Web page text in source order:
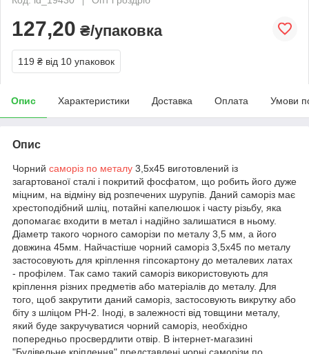
127,20 ₴/упаковка
119 ₴ від 10 упаковок
Опис Характеристики Доставка Оплата Умови
Опис
Чорний саморіз по металу 3,5х45 виготовлений із
загартованої сталі і покритий фосфатом, що робить його дуже
міцним, на відміну від розпечених шурупів. Даний саморіз має
хрестоподібний шліц, потайні капелюшок і часту різьбу, яка
допомагає входити в метал і надійно залишатися в ньому.
Діаметр такого чорного саморізи по металу 3,5 мм, а його
довжина 45мм. Найчастіше чорний саморіз 3,5х45 по металу
застосовують для кріплення гіпсокартону до металевих латах
- профілем. Так само такий саморіз використовують для
кріплення різних предметів або матеріалів до металу. Для
того, щоб закрутити даний саморіз, застосовують викрутку або
біту з шліцом РН-2. Іноді, в залежності від товщини металу,
який буде закручуватися чорний саморіз, необхідно
попередньо просвердлити отвір. В інтернет-магазині
"Будівельне кріплення" представлені чорні саморізи по